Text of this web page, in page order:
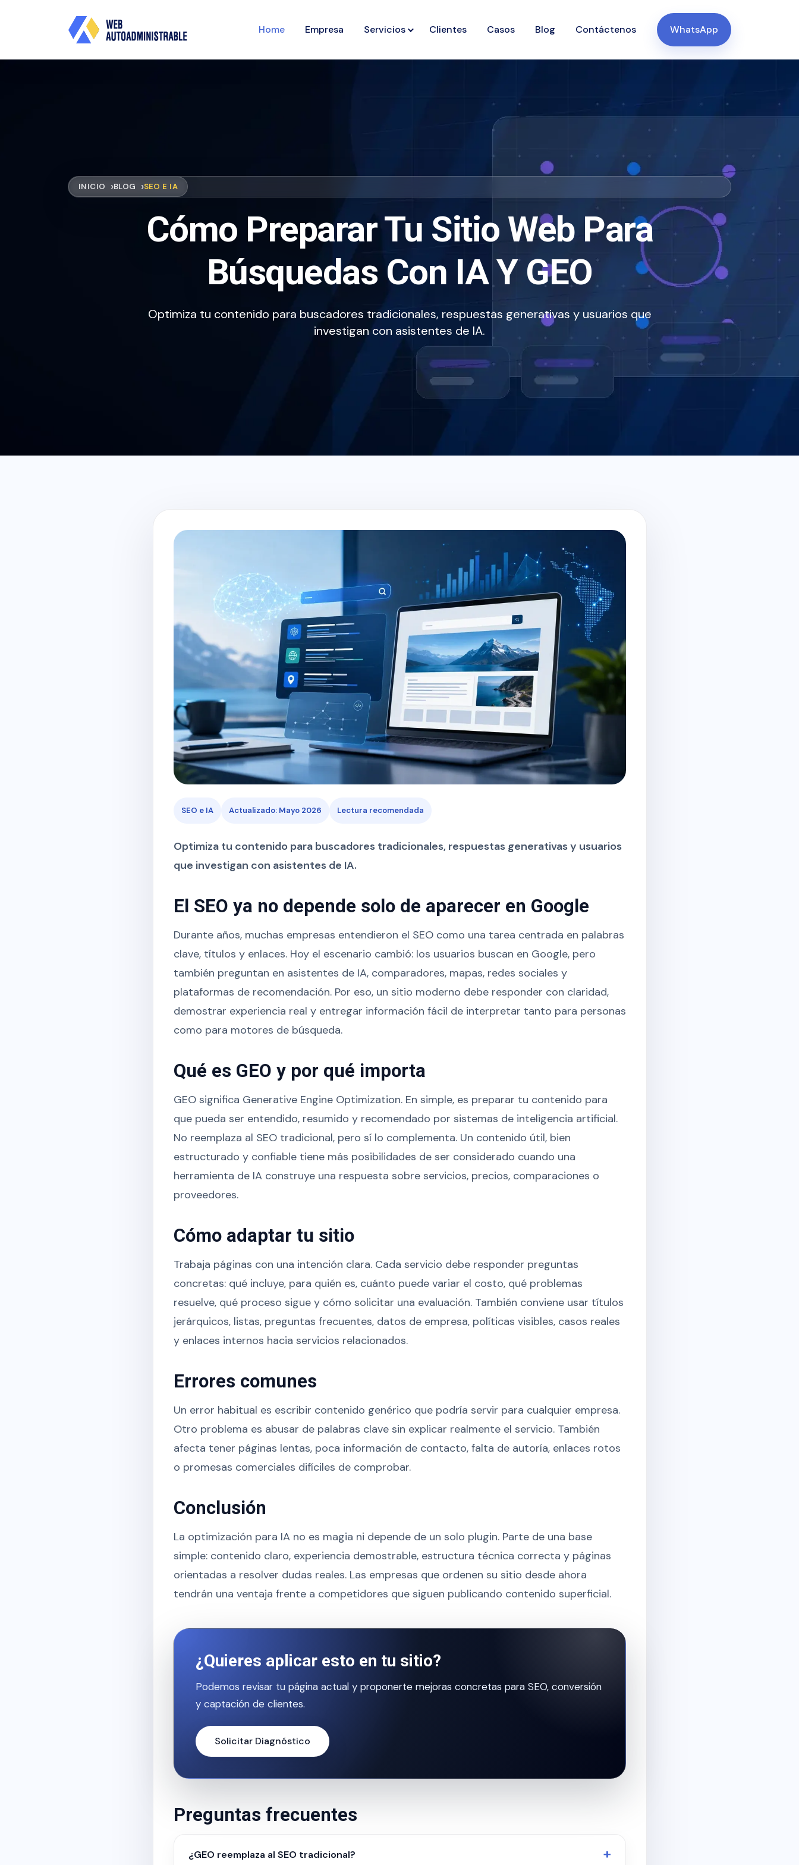
Home Empresa Servicios Clientes Casos Blog Contáctenos WhatsApp
INICIO BLOG SEO E IA
Cómo Preparar Tu Sitio Web Para
Búsquedas Con IA Y GEO
Optimiza tu contenido para buscadores tradicionales, respuestas generativas y usuarios que
investigan con asistentes de IA.
SEO e IA Actualizado: Mayo 2026 Lectura recomendada
Optimiza tu contenido para buscadores tradicionales, respuestas generativas y usuarios
que investigan con asistentes de IA.
El SEO ya no depende solo de aparecer en Google
Durante años, muchas empresas entendieron el SEO como una tarea centrada en palabras
clave, títulos y enlaces. Hoy el escenario cambió: los usuarios buscan en Google, pero
también preguntan en asistentes de IA, comparadores, mapas, redes sociales y
plataformas de recomendación. Por eso, un sitio moderno debe responder con claridad,
demostrar experiencia real y entregar información fácil de interpretar tanto para personas
como para motores de búsqueda.
Qué es GEO y por qué importa
GEO significa Generative Engine Optimization. En simple, es preparar tu contenido para
que pueda ser entendido, resumido y recomendado por sistemas de inteligencia artificial.
No reemplaza al SEO tradicional, pero sí lo complementa. Un contenido útil, bien
estructurado y confiable tiene más posibilidades de ser considerado cuando una
herramienta de IA construye una respuesta sobre servicios, precios, comparaciones o
proveedores.
Cómo adaptar tu sitio
Trabaja páginas con una intención clara. Cada servicio debe responder preguntas
concretas: qué incluye, para quién es, cuánto puede variar el costo, qué problemas
resuelve, qué proceso sigue y cómo solicitar una evaluación. También conviene usar títulos
jerárquicos, listas, preguntas frecuentes, datos de empresa, políticas visibles, casos reales
y enlaces internos hacia servicios relacionados.
Errores comunes
Un error habitual es escribir contenido genérico que podría servir para cualquier empresa.
Otro problema es abusar de palabras clave sin explicar realmente el servicio. También
afecta tener páginas lentas, poca información de contacto, falta de autoría, enlaces rotos
o promesas comerciales difíciles de comprobar.
Conclusión
La optimización para IA no es magia ni depende de un solo plugin. Parte de una base
simple: contenido claro, experiencia demostrable, estructura técnica correcta y páginas
orientadas a resolver dudas reales. Las empresas que ordenen su sitio desde ahora
tendrán una ventaja frente a competidores que siguen publicando contenido superficial.
¿Quieres aplicar esto en tu sitio?
Podemos revisar tu página actual y proponerte mejoras concretas para SEO, conversión
y captación de clientes.
Solicitar Diagnóstico
Preguntas frecuentes
¿GEO reemplaza al SEO tradicional?